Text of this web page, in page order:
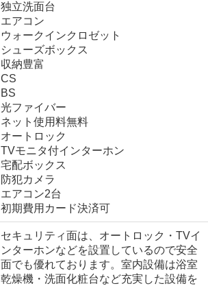
独立洗面台
エアコン
ウォークインクロゼット
シューズボックス
収納豊富
CS
BS
光ファイバー
ネット使用料無料
オートロック
TVモニタ付インターホン
宅配ボックス
防犯カメラ
エアコン2台
初期費用カード決済可
セキュリティ面は、オートロック・TVイ
ンターホンなどを設置しているので安全
面でも優れております。室内設備は浴室
乾燥機・洗面化粧台など充実した設備を